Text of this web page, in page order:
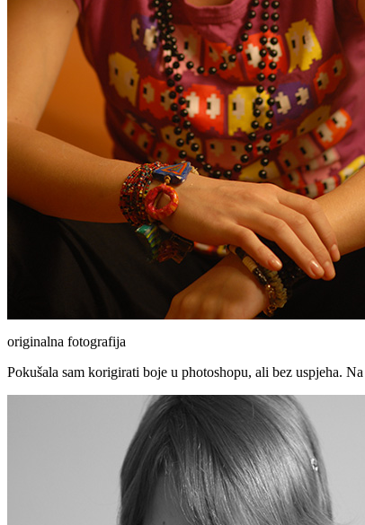
originalna fotografija
Pokušala sam korigirati boje u photoshopu, ali bez uspjeha.